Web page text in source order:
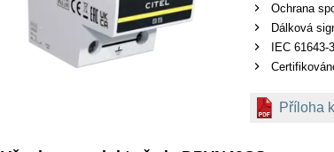
Ochrana
Dálková
IEC 61643-
Příloha